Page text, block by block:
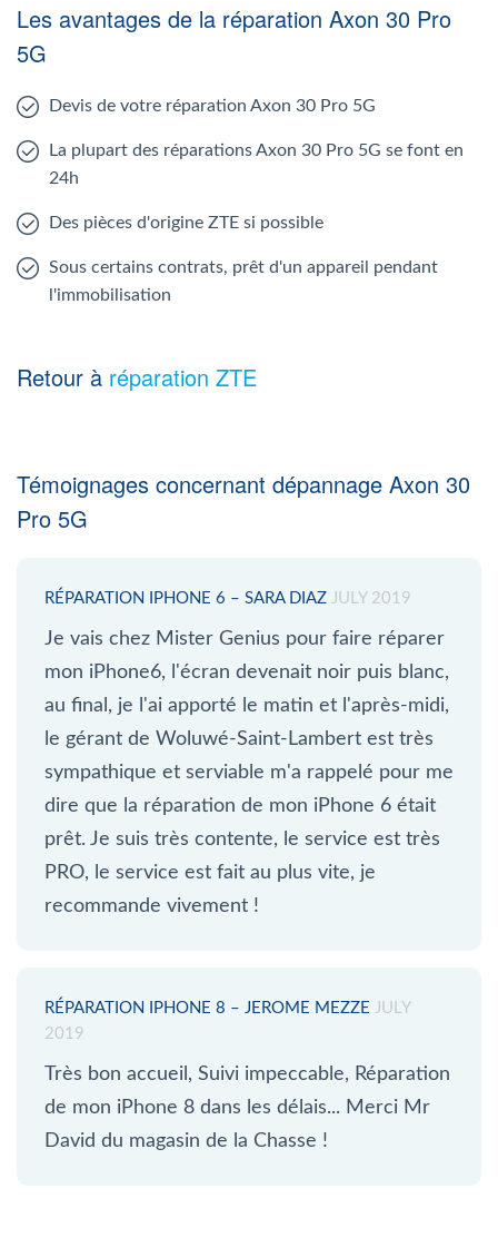
Les avantages de la réparation Axon 30 Pro
5G
Devis de votre réparation Axon 30 Pro 5G
La plupart des réparations Axon 30 Pro 5G se font en
24h
Des pièces d'origine ZTE si possible
Sous certains contrats, prêt d'un appareil pendant
l'immobilisation
Retour à réparation ZTE
Témoignages concernant dépannage Axon 30
Pro 5G
RÉPARATION IPHONE 6 – SARA DIAZ JULY 2019
Je vais chez Mister Genius pour faire réparer
mon iPhone6, l'écran devenait noir puis blanc,
au final, je l'ai apporté le matin et l'après-midi,
le gérant de Woluwé-Saint-Lambert est très
sympathique et serviable m'a rappelé pour me
dire que la réparation de mon iPhone 6 était
prêt. Je suis très contente, le service est très
PRO, le service est fait au plus vite, je
recommande vivement !
RÉPARATION IPHONE 8 – JEROME MEZZE JULY
2019
Très bon accueil, Suivi impeccable, Réparation
de mon iPhone 8 dans les délais... Merci Mr
David du magasin de la Chasse !